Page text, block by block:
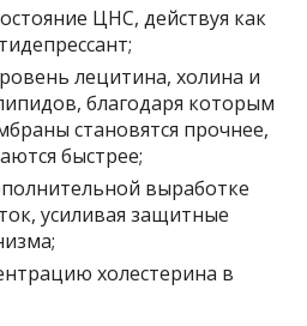
ЦНС, действуя как
лецитина, холина и
благодаря которым
становятся прочнее,
быстрее;
выработке
усиливая защитные
холестерина в